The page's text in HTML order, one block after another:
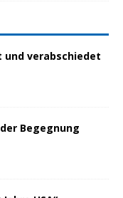
verabschiedet
der Begegnung